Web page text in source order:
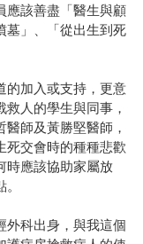
應該善盡「醫生與顧
墓」、「從出生到死
的加入或支持，更意
人的學生與同事，
師及黃勝堅醫師，
死交會時的種種悲歡
時應該協助家屬放
外科出身，與我這個